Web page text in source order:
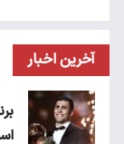
آخرین اخبار